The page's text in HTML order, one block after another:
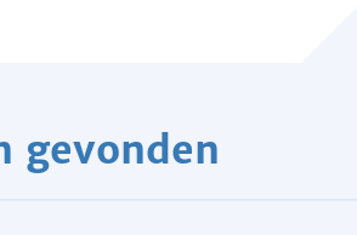
gevonden